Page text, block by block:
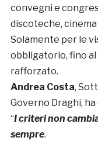
convegni e
discoteche,
Solamente per le
obbligatorio, fino
rafforzato.
Andrea Costa,
Governo Draghi,
“I criteri non
sempre.